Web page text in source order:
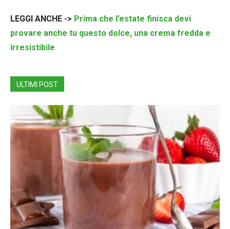
LEGGI ANCHE -> Prima che l’estate finisca devi
provare anche tu questo dolce, una crema fredda e
irresistibile
ULTIMI POST